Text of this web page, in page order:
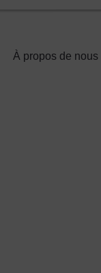
À propos de nous